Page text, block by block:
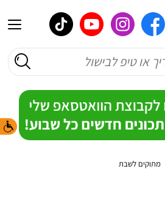
מתוקים לשבת